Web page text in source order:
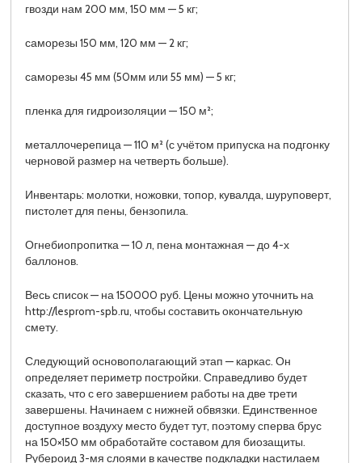
гвозди нам 200 мм, 150 мм — 5 кг;
саморезы 150 мм, 120 мм — 2 кг;
саморезы 45 мм (50мм или 55 мм) — 5 кг;
пленка для гидроизоляции — 150 м²;
металлочерепица — 110 м² (с учётом припуска на подгонку
черновой размер на четверть больше).
Инвентарь: молотки, ножовки, топор, кувалда, шуруповерт,
пистолет для пены, бензопила.
Огнебиопропитка — 10 л, пена монтажная — до 4-х
баллонов.
Весь список — на 150000 руб. Цены можно уточнить на
http://lesprom-spb.ru, чтобы составить окончательную
смету.
Следующий основополагающий этап — каркас. Он
определяет периметр постройки. Справедливо будет
сказать, что с его завершением работы на две трети
завершены. Начинаем с нижней обвязки. Единственное
доступное воздуху место будет тут, поэтому сперва брус
на 150×150 мм обработайте составом для биозащиты.
Рубероид 3-мя слоями в качестве подкладки настилаем